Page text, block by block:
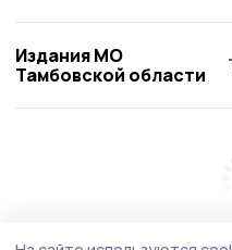
Издания МО
Тамбовской области